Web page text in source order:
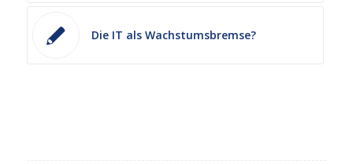
Die IT als Wachstumsbremse?